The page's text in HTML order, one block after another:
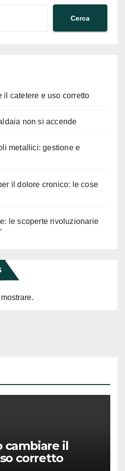
Cerca
il catetere e uso corretto
non si accende
metallici: gestione e
il dolore cronico: le cose
le scoperte rivoluzionarie
cambiare il
corretto